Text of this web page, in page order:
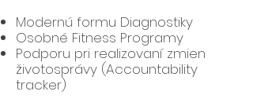
Modernú formu Diagnostiky
Osobné Fitness Programy
Podporu pri realizovaní zmien
životosprávy (Accountability
tracker)